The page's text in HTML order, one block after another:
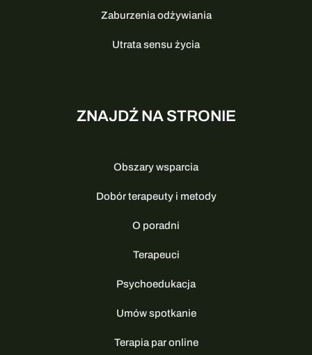
Zaburzenia odżywiania
Utrata sensu życia
ZNAJDŹ NA STRONIE
Obszary wsparcia
Dobór terapeuty i metody
O poradni
Terapeuci
Psychoedukacja
Umów spotkanie
Terapia par online